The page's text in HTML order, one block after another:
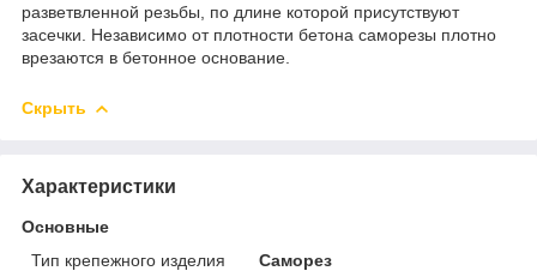
разветвленной резьбы, по длине которой присутствуют
засечки. Независимо от плотности бетона саморезы плотно
врезаются в бетонное основание.
Скрыть
Характеристики
Основные
Тип крепежного изделия
Саморез